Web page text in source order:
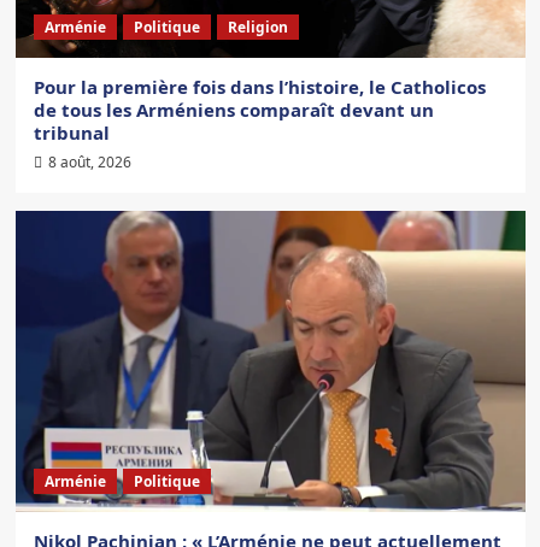
Arménie Politique Religion
Pour la première fois dans l’histoire, le Catholicos
de tous les Arméniens comparaît devant un
tribunal
8 août, 2026
Arménie Politique
Nikol Pachinian : « L’Arménie ne peut actuellement